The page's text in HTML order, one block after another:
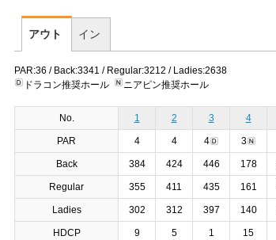
アウト イン
PAR:36 / Back:3341 / Regular:3212 / Ladies:2638
ドラコン推奨ホール
ニアピン推奨ホール
No.
1 2 3 4
PAR 4 4 4 3
Back 384 424 446 178
Regular 355 411 435 161
Ladies 302 312 397 140
HDCP 9 5 1 15